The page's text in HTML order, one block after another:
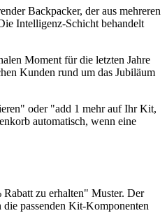
Backpacker, der aus mehreren
Intelligenz-Schicht behandelt
Moment für die letzten Jahre
Kunden rund um das Jubiläum
oder "add 1 mehr auf Ihr Kit,
automatisch, wenn eine
zu erhalten" Muster. Der
passenden Kit-Komponenten